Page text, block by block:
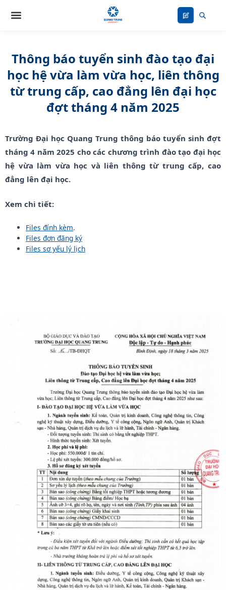
Thông báo tuyển sinh đào tạo đại
học hệ vừa làm vừa học, liên thông
từ trung cấp, cao đẳng lên đại học
đợt tháng 4 năm 2025
Trường Đại học Quang Trung thông báo tuyển sinh đợt
tháng 4 năm 2025 cho các chương trình đào tạo đại học
hệ vừa làm vừa học và liên thông từ trung cấp, cao
đẳng lên đại học.
Xem chi tiết:
Files đính kèm.
Files đơn đăng ký
Files sơ yếu lý lịch